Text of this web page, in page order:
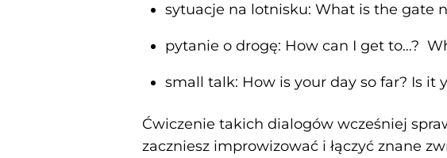
sytuacje na lotnisku: What is the gate
pytanie o drogę: How can I get to…?
small talk: How is your day so far? Is it
Ćwiczenie takich dialogów wcześniej
zaczniesz improwizować i łączyć znane